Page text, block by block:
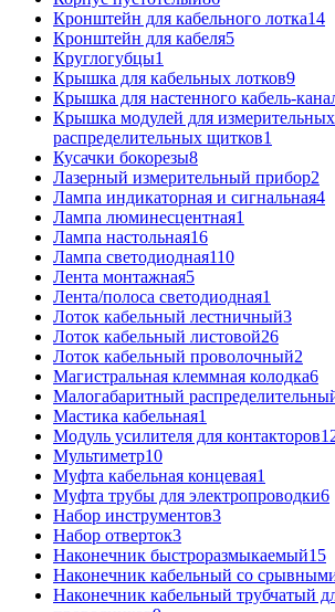
Кронштейн для кабельного лотка14
Кронштейн для кабеля5
Круглогубцы1
Крышка для кабельных лотков9
Крышка для настенного кабель-
Крышка модулей для
распределительных щитков1
Кусачки бокорезы8
Лазерный измерительный прибор2
Лампа индикаторная и сигнальная4
Лампа люминесцентная1
Лампа настольная16
Лампа светодиодная110
Лента монтажная5
Лента/полоса светодиодная1
Лоток кабельный лестничный3
Лоток кабельный листовой26
Лоток кабельный проволочный2
Магистральная клеммная колодка6
Малогабаритный
Мастика кабельная1
Модуль усилителя для контакторов
Мультиметр10
Муфта кабельная концевая1
Муфта трубы для электропроводки6
Набор инструментов3
Набор отверток3
Наконечник быстроразмыкаемый15
Наконечник кабельный со
Наконечник кабельный трубчатый